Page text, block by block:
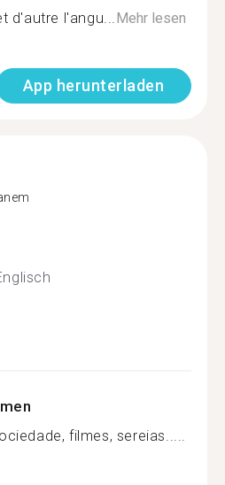
d'autre l'angu...Mehr lesen
App herunterladen
filmes, sereias.....